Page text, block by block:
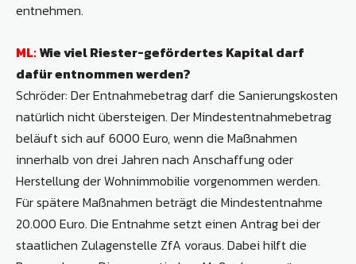
entnehmen.
ML:Wie viel Riester-gefördertes Kapital darf
dafür entnommen werden?
Schröder: Der Entnahmebetrag darf die Sanierungskosten
natürlich nicht übersteigen. Der Mindestentnahmebetrag
beläuft sich auf 6000 Euro, wenn die Maßnahmen
innerhalb von drei Jahren nach Anschaffung oder
Herstellung der Wohnimmobilie vorgenommen werden.
Für spätere Maßnahmen beträgt die Mindestentnahme
20.000 Euro. Die Entnahme setzt einen Antrag bei der
staatlichen Zulagenstelle ZfA voraus. Dabei hilft die